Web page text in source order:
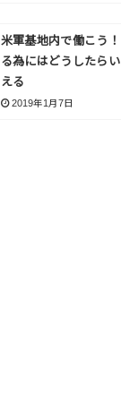
米軍基地内で働こう
る為にはどうしたら
える
2019年1月7日